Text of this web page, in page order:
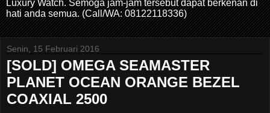
Luxury Watch. Semoga jam-jam tersebut dapat berkenan di
hati anda semua. (Call/WA: 08122118336)
Senin, 15 Februari 2016
[SOLD] OMEGA SEAMASTER
PLANET OCEAN ORANGE BEZEL
COAXIAL 2500